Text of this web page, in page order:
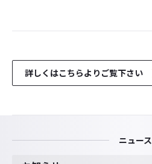
詳しくはこちらよりご覧下さい
ニュース